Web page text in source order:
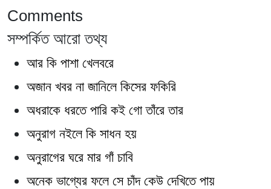
Comments
সম্পর্কিত আরো তথ্য
আর কি পাশা খেলবরে
অজান খবর না জানিলে কিসের ফকিরি
অধরাকে ধরতে পারি কই গো তাঁরে তার
অনুরাগ নইলে কি সাধন হয়
অনুরাগের ঘরে মার গাঁ চাবি
অনেক ভাগ্যের ফলে সে চাঁদ কেউ দেখিতে পায়